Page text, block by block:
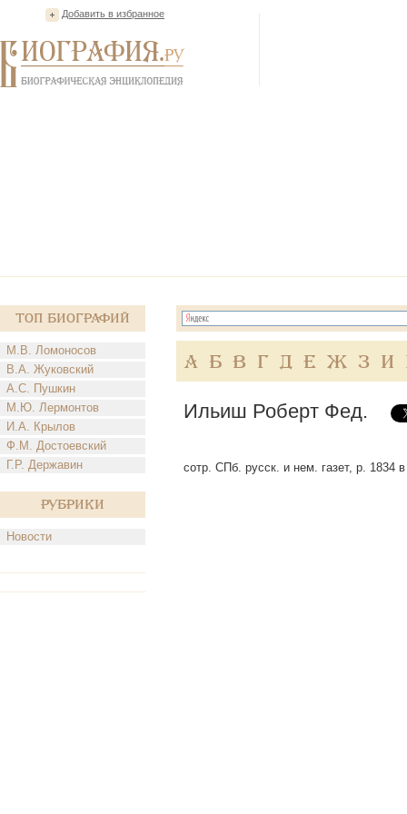
Добавить в избранное
Топ Биографий
М.В. Ломоносов
В.А. Жуковский
А.С. Пушкин
М.Ю. Лермонтов
И.А. Крылов
Ф.М. Достоевский
Г.Р. Державин
Рубрики
Новости
А Б В Г Д Е Ж З И
Ильиш Роберт Фед.
сотр. СПб. русск. и нем. газет, р. 1834